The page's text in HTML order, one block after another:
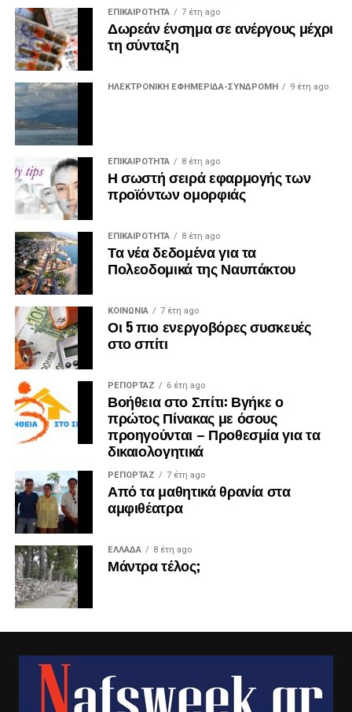
ΕΠΙΚΑΙΡΟΤΗΤΑ 7 έτη ago
Δωρεάν ένσημα σε ανέργους μέχρι
τη σύνταξη
ΗΛΕΚΤΡΟΝΙΚΗ ΕΦΗΜΕΡΙΔΑ-ΣΥΝΔΡΟΜΗ 9 έτη ago
ΕΠΙΚΑΙΡΟΤΗΤΑ 8 έτη ago
Η σωστή σειρά εφαρμογής των
προϊόντων ομορφιάς
ΕΠΙΚΑΙΡΟΤΗΤΑ 8 έτη ago
Τα νέα δεδομένα για τα
Πολεοδομικά της Ναυπάκτου
ΚΟΙΝΩΝΙΑ 7 έτη ago
Οι 5 πιο ενεργοβόρες συσκευές
στο σπίτι
ΡΕΠΟΡΤΑΖ 6 έτη ago
Βοήθεια στο Σπίτι: Βγήκε ο
πρώτος Πίνακας με όσους
προηγούνται – Προθεσμία για τα
δικαιολογητικά
ΡΕΠΟΡΤΑΖ 7 έτη ago
Από τα μαθητικά θρανία στα
αμφιθέατρα
ΕΛΛΑΔΑ 8 έτη ago
Μάντρα τέλος;